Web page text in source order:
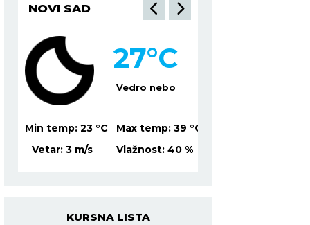
NOVI SAD
Vedro nebo
27°C
Min temp: 23 °C Max temp: 39 °C
Vetar: 3 m/s Vlažnost: 40 %
KURSNA LISTA